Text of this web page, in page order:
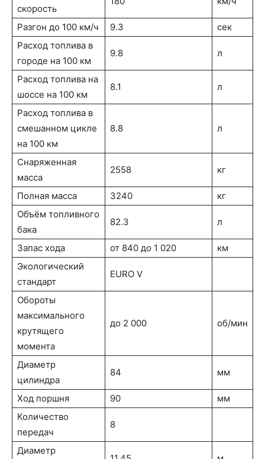
скорость
Разгон до 100 км/ч 9.3
сек
Расход топлива в
городе на 100 км
9.8 л
Расход топлива на
шоссе на 100 км
8.1 л
Расход топлива в
смешанном цикле
на 100 км
8.8 л
Снаряженная
масса
2558 кг
Полная масса 3240
кг
Объём топливного
бака
82.3 л
Запас хода от 840 до 1 020
км
Экологический
стандарт
EURO V
Обороты
максимального
крутящего
момента
до 2 000 об/мин
Диаметр
цилиндра
84 мм
Ход поршня 90
мм
Количество
передач
8
Диаметр